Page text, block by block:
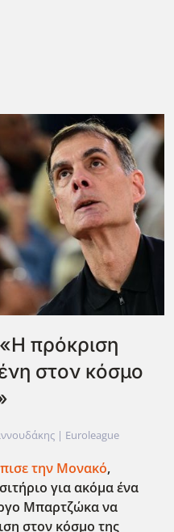
πρόκριση
στον κόσμο
| Euroleague
την Μονακό,
για ακόμα ένα
Μπαρτζώκα να
στον κόσμο της